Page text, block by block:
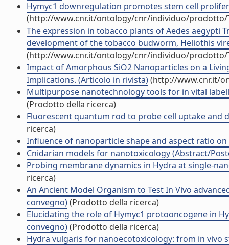
Hymyc1 downregulation promotes stem cell
(http://www.cnr.it/ontology/cnr/individuo/prodotto/
The expression in tobacco plants of Aedes aegypti
development of the tobacco budworm, Heliothis
(http://www.cnr.it/ontology/cnr/individuo/prodotto/
Impact of Amorphous SiO2 Nanoparticles on a
Implications. (Articolo in rivista)(http://www.cnr.it/
Multipurpose nanotechnology tools for in vital
(Prodotto della ricerca)
Fluorescent quantum rod to probe cell uptake and
ricerca)
Influence of nanoparticle shape and aspect ratio
Cnidarian models for nanotoxicology (Abstract/
Probing membrane dynamics in Hydra at single-
ricerca)
An Ancient Model Organism to Test In Vivo
convegno)(Prodotto della ricerca)
Elucidating the role of Hymyc1 protooncogene in
convegno)(Prodotto della ricerca)
Hydra vulgaris for nanoecotoxicology: from in vivo